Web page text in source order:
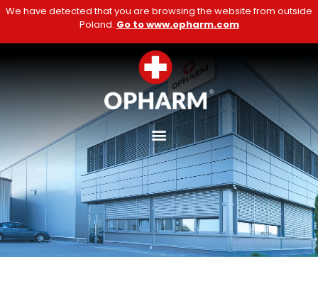
We have detected that you are browsing the website from outside
Poland. Go to www.opharm.com